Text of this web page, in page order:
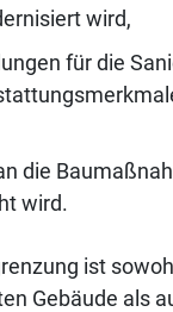
wird,
für die
die
wird.
ist
Gebäude als